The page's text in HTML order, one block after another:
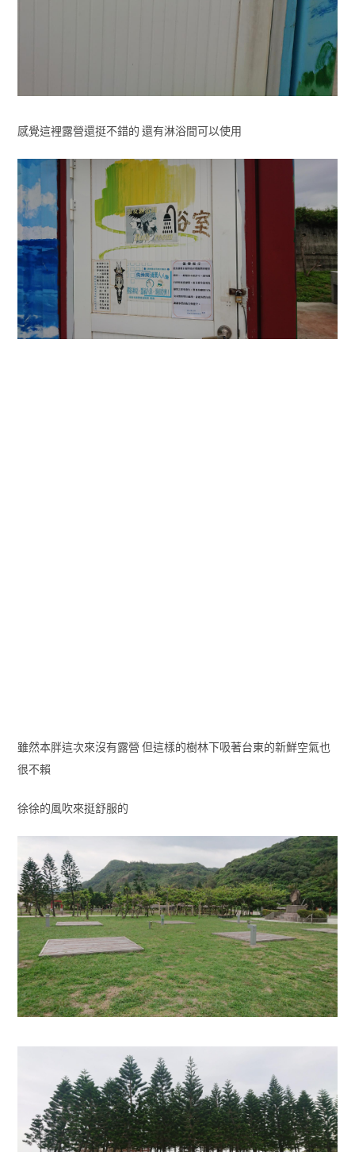
感覺這裡露營還挺不錯的 還有淋浴間可以使用
雖然本胖這次來沒有露營 但這樣的樹林下吸著台東的新鮮空氣也
很不賴
徐徐的風吹來挺舒服的